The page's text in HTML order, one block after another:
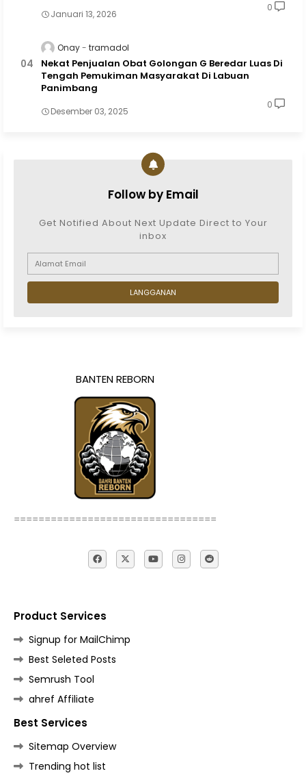
Januari 13, 2026
0
Onay tramadol
Nekat Penjualan Obat Golongan G Beredar Luas Di
Tengah Pemukiman Masyarakat Di Labuan
Panimbang
Desember 03, 2025
0
Follow by Email
Get Notified About Next Update Direct to Your
inbox
BANTEN REBORN
=================================
Product Services
Signup for MailChimp
Best Seleted Posts
Semrush Tool
ahref Affiliate
Best Services
Sitemap Overview
Trending hot list